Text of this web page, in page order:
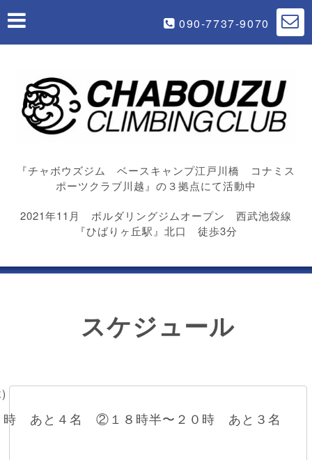
090-7737-9070
『チャボウズジム ベースキャンプ江戸川橋 コナミス
ポーツクラブ川越』の３拠点にて活動中
2021年11月 ボルダリングジムオープン 西武池袋線
『ひばりヶ丘駅』北口 徒歩3分
スケジュール
あと４名 ②１８時半〜２０時 あと３名